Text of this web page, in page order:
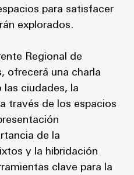
para satisfacer
explorados.
Regional de
ofrecerá una charla
las ciudades, la
través de los espacios
de la
y la hibridación
clave para la